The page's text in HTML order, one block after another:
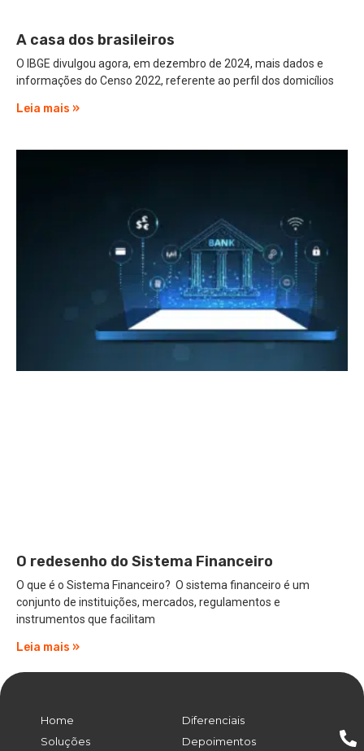
A casa dos brasileiros
O IBGE divulgou agora, em dezembro de 2024, mais dados e
informações do Censo 2022, referente ao perfil dos domicílios
Leia mais »
O redesenho do Sistema Financeiro
O que é o Sistema Financeiro? O sistema financeiro é um
conjunto de instituições, mercados, regulamentos e
instrumentos que facilitam
Leia mais »
Home
Soluções
Diferenciais
Depoimentos